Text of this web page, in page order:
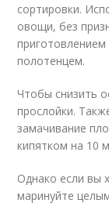
сортировки.
овощи, без
полотенцем.
Чтобы снизить
прослойки.
замачивание
кипятком на 10
Однако если вы
маринуйте